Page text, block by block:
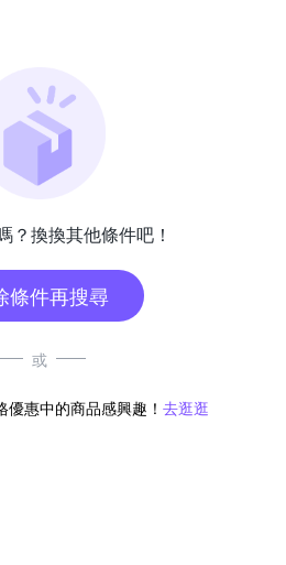
？換換其他條件吧！
條件再搜尋
或
惠中的商品感興趣！ 去逛逛